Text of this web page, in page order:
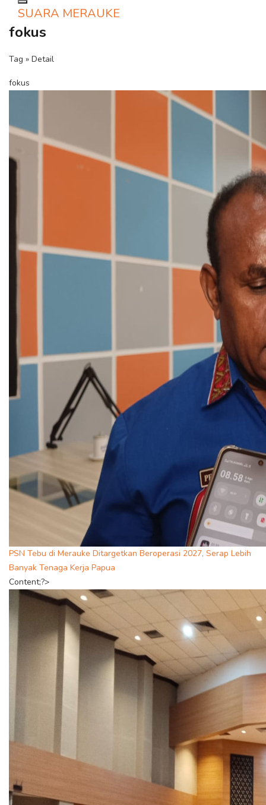
Toggle navigation
SUARA MERAUKE
fokus
Tag » Detail
fokus
PSN Tebu di Merauke Ditargetkan Beroperasi 2027, Serap Lebih
Banyak Tenaga Kerja Papua
Content;?>